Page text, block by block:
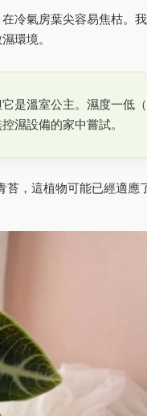
冷氣房葉尖容易焦枯。
環境。
是溫室公主。濕度一低
濕設備的家中嘗試。
，這植物可能已經適應